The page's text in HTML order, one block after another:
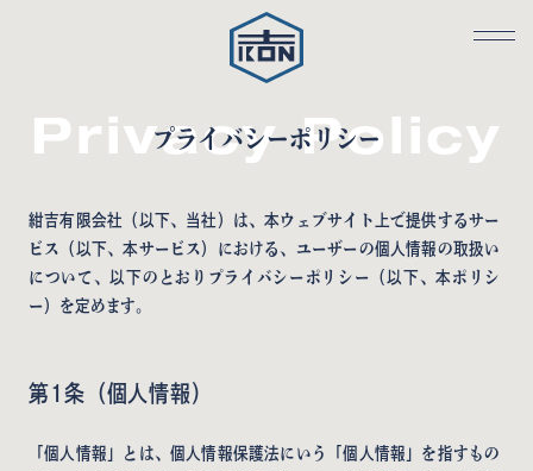
プライバシーポリシー
Privacy Policy
紺吉有限会社（以下、当社）は、本ウェブサイト上で提供するサー
ビス（以下、本サービス）における、ユーザーの個人情報の取扱い
について、以下のとおりプライバシーポリシー（以下、本ポリシ
ー）を定めます。
第1条（個人情報）
「個人情報」とは、個人情報保護法にいう「個人情報」を指すもの